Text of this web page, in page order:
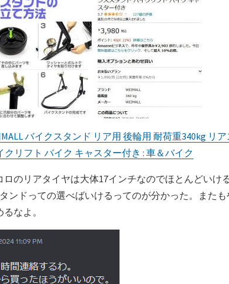
バイクスタンド リア用 後輪用 耐荷重340kg リ
クリフト バイク キャスター付き : 車＆バイク
のリアタイヤは大体17インチなのでほとんどいけ
ンドっての選べばいけるってのが分かった。また
なよ。